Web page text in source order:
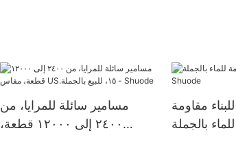
مسامير سائلة للمرايا، من
٢٤٠٠ إلى ١٢٠٠٠ قطعة،
مقاومة